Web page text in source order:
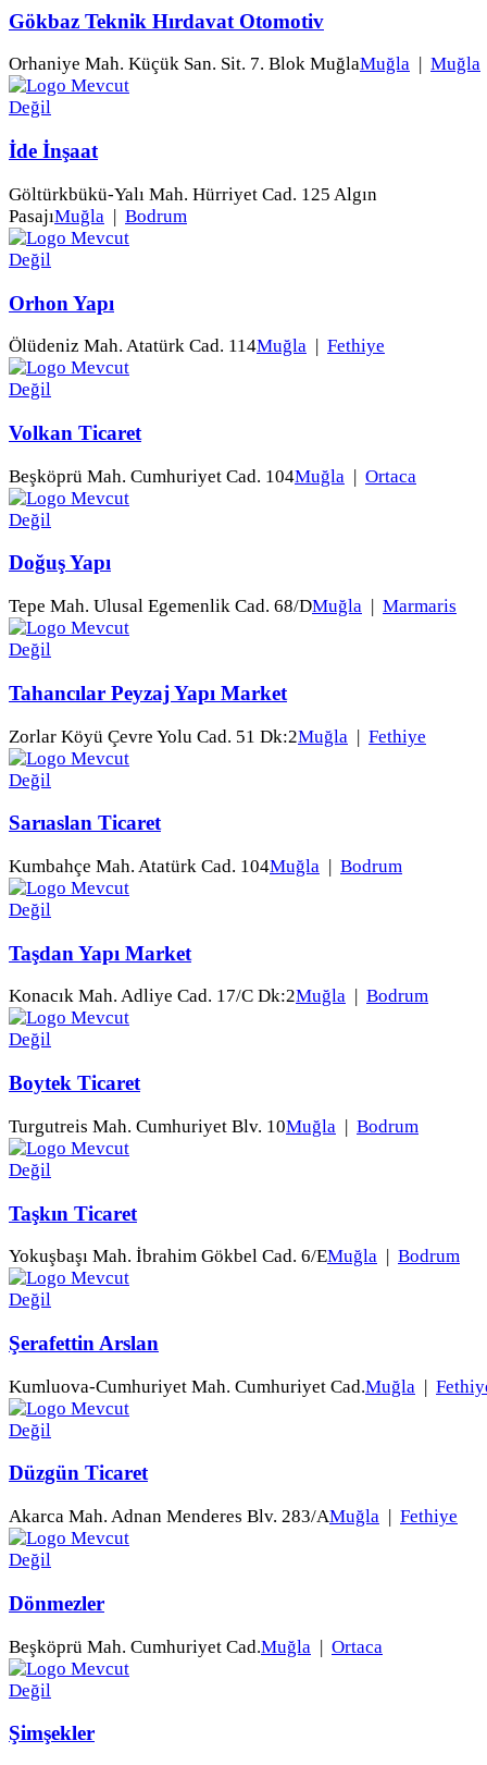
Gökbaz Teknik Hırdavat Otomotiv
Orhaniye Mah. Küçük San. Sit. 7. Blok MuğlaMuğla Muğla
İde İnşaat
Göltürkbükü-Yalı Mah. Hürriyet Cad. 125 Algın
PasajıMuğla | Bodrum
Orhon Yapı
Ölüdeniz Mah. Atatürk Cad. 114Muğla Fethiye
Volkan Ticaret
Beşköprü Mah. Cumhuriyet Cad. 104Muğla | Ortaca
Doğuş Yapı
Tepe Mah. Ulusal Egemenlik Cad. 68/DMuğla | Marmaris
Tahancılar Peyzaj Yapı Market
Zorlar Köyü Çevre Yolu Cad. 51 Dk:2Muğla | Fethiye
Sarıaslan Ticaret
Kumbahçe Mah. Atatürk Cad. 104Muğla | Bodrum
Taşdan Yapı Market
Konacık Mah. Adliye Cad. 17/C Dk:2Muğla Bodrum
Boytek Ticaret
Turgutreis Mah. Cumhuriyet Blv. 10Muğla | Bodrum
Taşkın Ticaret
Yokuşbaşı Mah. İbrahim Gökbel Cad. 6/EMuğla Bodrum
Şerafettin Arslan
Kumluova-Cumhuriyet Mah. Cumhuriyet Cad.Muğla |
Düzgün Ticaret
Akarca Mah. Adnan Menderes Blv. 283/AMuğla Fethiye
Dönmezler
Beşköprü Mah. Cumhuriyet Cad.Muğla | Ortaca
Şimşekler